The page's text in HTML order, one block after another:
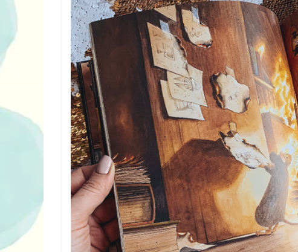
10 ігор з усього
нарешті
планшетів